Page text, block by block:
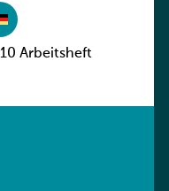
Arbeitsheft